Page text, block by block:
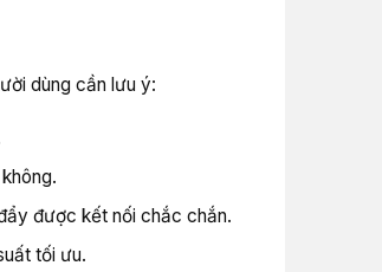
dùng cần lưu ý:
được kết nối chắc chắn.
tối ưu.